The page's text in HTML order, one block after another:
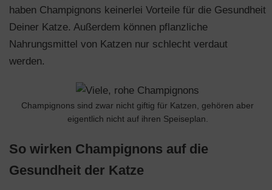
haben Champignons keinerlei Vorteile für die Gesundheit
Deiner Katze. Außerdem können pflanzliche
Nahrungsmittel von Katzen nur schlecht verdaut
werden.
Champignons sind zwar nicht giftig für Katzen, gehören aber
eigentlich nicht auf ihren Speiseplan.
So wirken Champignons auf die
Gesundheit der Katze